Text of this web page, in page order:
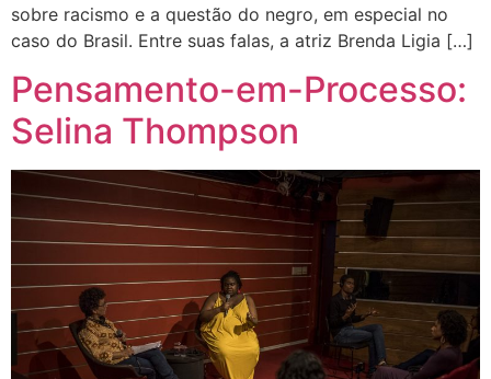
sobre racismo e a questão do negro, em especial no
caso do Brasil. Entre suas falas, a atriz Brenda Ligia […]
Pensamento-em-Processo:
Selina Thompson